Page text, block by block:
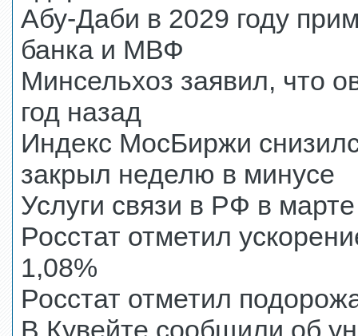
Абу-Даби в 2029 году
банка и МВФ
Минсельхоз заявил, что
год назад
Индекс МосБиржи
закрыл неделю в минусе
Услуги связи в РФ в
Росстат отметил
1,08%
Росстат отметил
В Кувейте сообщили об